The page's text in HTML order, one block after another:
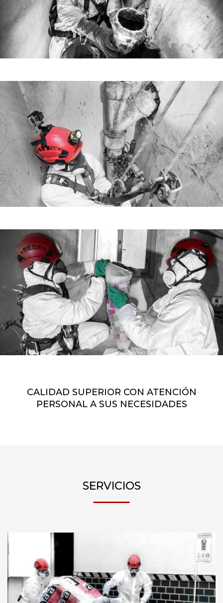
CALIDAD SUPERIOR CON ATENCIÓN
PERSONAL A SUS NECESIDADES
SERVICIOS